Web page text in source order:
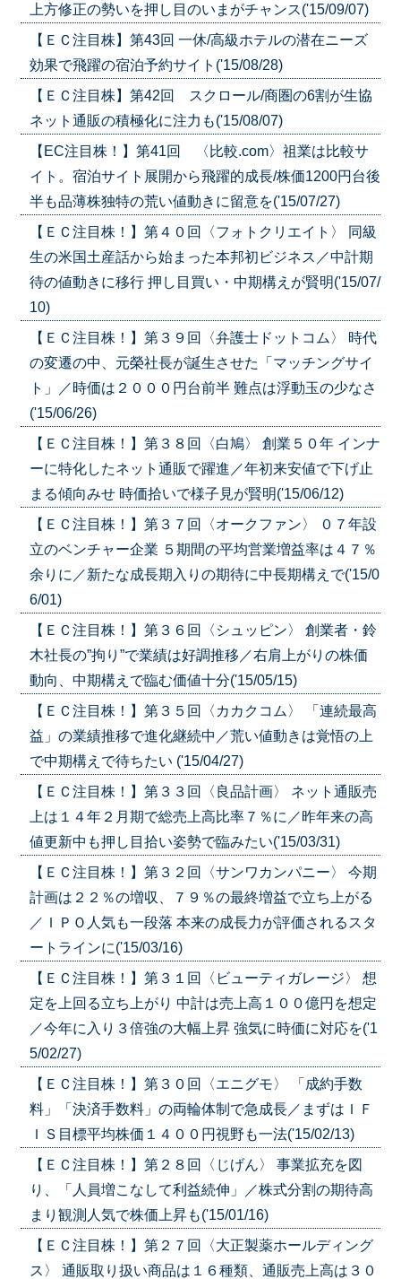
上方修正の勢いを押し目のいまがチャンス('15/09/07)
【ＥＣ注目株】第43回 一休/高級ホテルの潜在ニーズ
効果で飛躍の宿泊予約サイト('15/08/28)
【ＥＣ注目株】第42回 スクロール/商圏の6割が生協
ネット通販の積極化に注力も('15/08/07)
【EC注目株！】第41回 〈比較.com〉祖業は比較サ
イト。宿泊サイト展開から飛躍的成長/株価1200円台後
半も品薄株独特の荒い値動きに留意を('15/07/27)
【ＥＣ注目株！】第４０回〈フォトクリエイト〉 同級
生の米国土産話から始まった本邦初ビジネス／中計期
待の値動きに移行 押し目買い・中期構えが賢明('15/07/
10)
【ＥＣ注目株！】第３９回〈弁護士ドットコム〉 時代
の変遷の中、元榮社長が誕生させた「マッチングサイ
ト」／時価は２０００円台前半 難点は浮動玉の少なさ
('15/06/26)
【ＥＣ注目株！】第３８回〈白鳩〉 創業５０年 インナ
ーに特化したネット通販で躍進／年初来安値で下げ止
まる傾向みせ 時価拾いで様子見が賢明('15/06/12)
【ＥＣ注目株！】第３７回〈オークファン〉 ０７年設
立のベンチャー企業 ５期間の平均営業増益率は４７％
余りに／新たな成長期入りの期待に中長期構えで('15/0
6/01)
【ＥＣ注目株！】第３６回〈シュッピン〉 創業者・鈴
木社長の”拘り”で業績は好調推移／右肩上がりの株価
動向、中期構えで臨む価値十分('15/05/15)
【ＥＣ注目株！】第３５回〈カカクコム〉 「連続最高
益」の業績推移で進化継続中／荒い値動きは覚悟の上
で中期構えで待ちたい ('15/04/27)
【ＥＣ注目株！】第３３回〈良品計画〉 ネット通販売
上は１４年２月期で総売上高比率７％に／昨年来の高
値更新中も押し目拾い姿勢で臨みたい('15/03/31)
【ＥＣ注目株！】第３２回〈サンワカンパニー〉 今期
計画は２２％の増収、７９％の最終増益で立ち上がる
／ＩＰＯ人気も一段落 本来の成長力が評価されるスタ
ートラインに('15/03/16)
【ＥＣ注目株！】第３１回〈ビューティガレージ〉 想
定を上回る立ち上がり 中計は売上高１００億円を想定
／今年に入り３倍強の大幅上昇 強気に時価に対応を('1
5/02/27)
【ＥＣ注目株！】第３０回〈エニグモ〉 「成約手数
料」「決済手数料」の両輪体制で急成長／まずはＩＦ
ＩＳ目標平均株価１４００円視野も一法('15/02/13)
【ＥＣ注目株！】第２８回〈じげん〉 事業拡充を図
り、「人員増こなして利益続伸」／株式分割の期待高
まり観測人気で株価上昇も('15/01/16)
【ＥＣ注目株！】第２７回〈大正製薬ホールディング
ス〉 通販取り扱い商品は１６種類、通販売上高は３０